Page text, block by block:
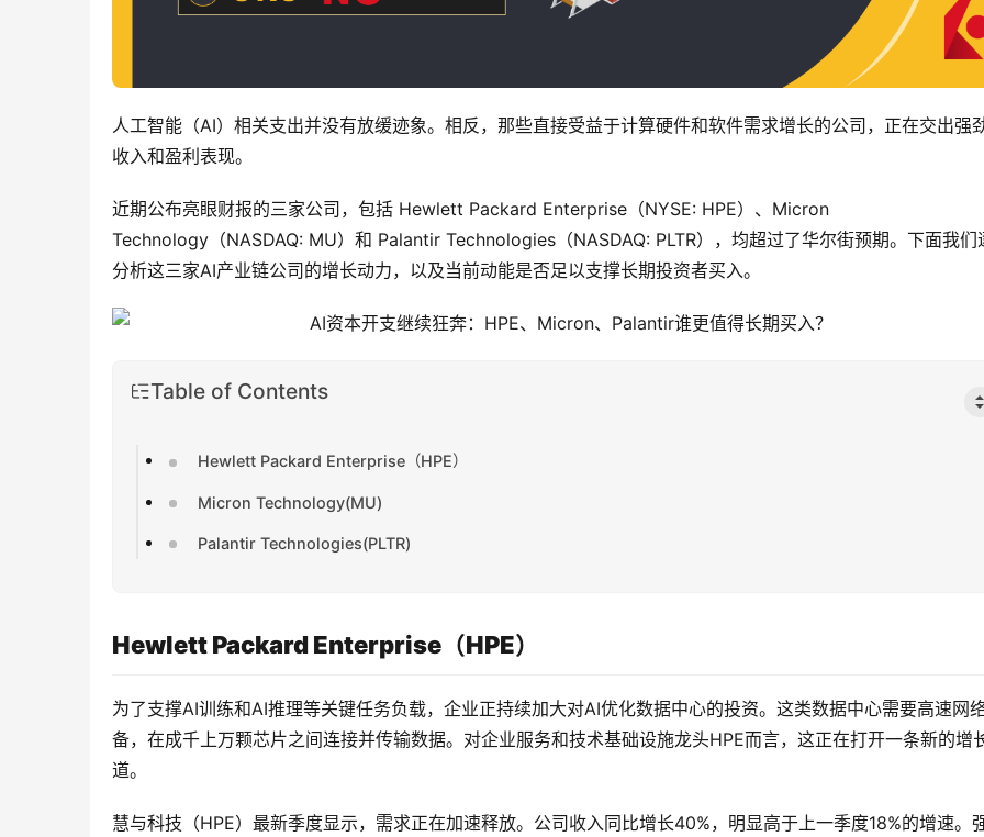
人工智能（AI）相关支出并没有放缓迹象。相反，那些直接受益于计算硬件和软件需求增长的公司，正在交出强
收入和盈利表现。
近期公布亮眼财报的三家公司，包括 Hewlett Packard Enterprise（NYSE: HPE）、Micron
Technology（NASDAQ: MU）和 Palantir Technologies（NASDAQ: PLTR），均超过了华尔街预期。下面我们
分析这三家AI产业链公司的增长动力，以及当前动能是否足以支撑长期投资者买入。
Table of Contents
Hewlett Packard Enterprise（HPE）
Micron Technology(MU)
Palantir Technologies(PLTR)
Hewlett Packard Enterprise（HPE）
为了支撑AI训练和AI推理等关键任务负载，企业正持续加大对AI优化数据中心的投资。这类数据中心需要高速网
备，在成千上万颗芯片之间连接并传输数据。对企业服务和技术基础设施龙头HPE而言，这正在打开一条新的增
道。
慧与科技（HPE）最新季度显示，需求正在加速释放。公司收入同比增长40%，明显高于上一季度18%的增速。